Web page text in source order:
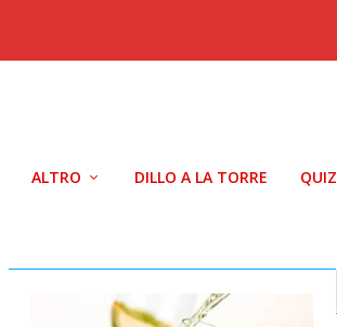
ALTRO DILLO A LA TORRE QUIZ